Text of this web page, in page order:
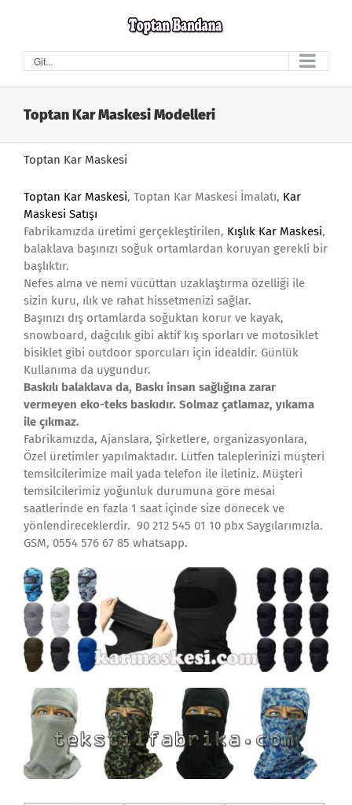
Git...
Toptan Kar Maskesi Modelleri
Toptan Kar Maskesi
Toptan Kar Maskesi, Toptan Kar Maskesi İmalatı, Kar
Maskesi Satışı
Fabrikamızda üretimi gerçekleştirilen, Kışlık Kar Maskesi,
balaklava başınızı soğuk ortamlardan koruyan gerekli bir
başlıktır.
Nefes alma ve nemi vücüttan uzaklaştırma özelliği ile
sizin kuru, ılık ve rahat hissetmenizi sağlar.
Başınızı dış ortamlarda soğuktan korur ve kayak,
snowboard, dağcılık gibi aktif kış sporları ve motosiklet
bisiklet gibi outdoor sporcuları için idealdir. Günlük
Kullanıma da uygundur.
Baskılı balaklava da, Baskı insan sağlığına zarar
vermeyen eko-teks baskıdır. Solmaz çatlamaz, yıkama
ile çıkmaz.
Fabrikamızda, Ajanslara, Şirketlere, organizasyonlara,
Özel üretimler yapılmaktadır. Lütfen taleplerinizi müşteri
temsilcilerimize mail yada telefon ile iletiniz. Müşteri
temsilcilerimiz yoğunluk durumuna göre mesai
saatlerinde en fazla 1 saat içinde size dönecek ve
yönlendireceklerdir. 90 212 545 01 10 pbx Saygılarımızla.
GSM, 0554 576 67 85 whatsapp.